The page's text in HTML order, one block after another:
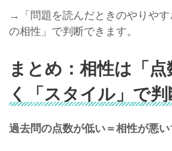
→「問題を読んだときのやりや
の相性」で判断できます。
まとめ：相性は「
く「スタイル」で
過去問の点数が低い＝相性が悪い